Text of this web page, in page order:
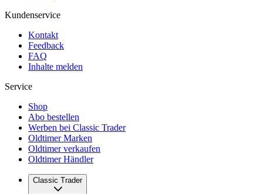
Kundenservice
Kontakt
Feedback
FAQ
Inhalte melden
Service
Shop
Abo bestellen
Werben bei Classic Trader
Oldtimer Marken
Oldtimer verkaufen
Oldtimer Händler
Classic Trader